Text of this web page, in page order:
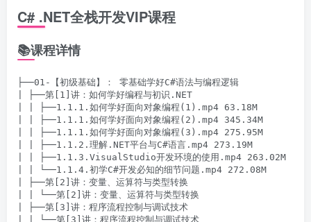
C# .NET全栈开发VIP课程
📚课程详情
├──01-【初级基础】： 零基础学好C#语法与编程逻辑
| ├──第[1]讲：如何学好编程与初识.NET
| | ├──1.1.1.如何学好面向对象编程(1).mp4 63.18M
| | ├──1.1.1.如何学好面向对象编程(2).mp4 345.34M
| | ├──1.1.1.如何学好面向对象编程(3).mp4 275.95M
| | ├──1.1.2.理解.NET平台与C#语言.mp4 273.19M
| | ├──1.1.3.VisualStudio开发环境的使用.mp4 263.02M
| | └──1.1.4.初学C#开发必知的细节问题.mp4 272.08M
| ├──第[2]讲：变量、运算符与类型转换
| | └──第[2]讲：变量、运算符与类型转换
| ├──第[3]讲：程序流程控制与调试技术
| | └──第[3]讲：程序流程控制与调试技术